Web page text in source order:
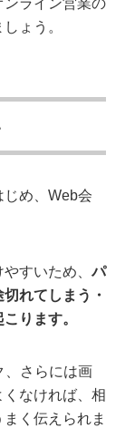
ンライン営業の
ょう。
め、Web会
やすいため、パ
れてしまう・
ります。
、さらには画
なければ、相
く伝えられま